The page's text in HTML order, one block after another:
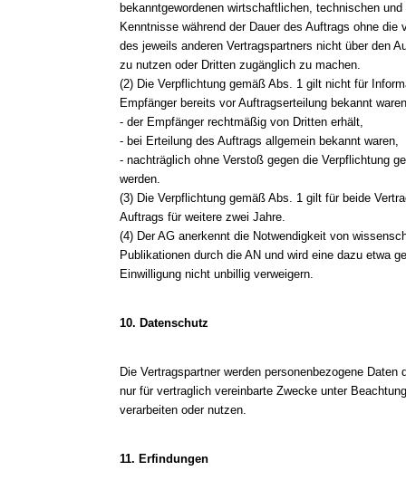
bekanntgewordenen wirtschaftlichen, technischen
Kenntnisse während der Dauer des Auftrags ohne
des jeweils anderen Vertragspartners nicht über den
zu nutzen oder Dritten zugänglich zu machen.
(2) Die Verpflichtung gemäß Abs. 1 gilt nicht für
Empfänger bereits vor Auftragserteilung bekannt
- der Empfänger rechtmäßig von Dritten erhält,
- bei Erteilung des Auftrags allgemein bekannt waren,
- nachträglich ohne Verstoß gegen die Verpflichtung
werden.
(3) Die Verpflichtung gemäß Abs. 1 gilt für beide
Auftrags für weitere zwei Jahre.
(4) Der AG anerkennt die Notwendigkeit von
Publikationen durch die AN und wird eine dazu etwa
Einwilligung nicht unbillig verweigern.
10. Datenschutz
Die Vertragspartner werden personenbezogene
nur für vertraglich vereinbarte Zwecke unter
verarbeiten oder nutzen.
11. Erfindungen